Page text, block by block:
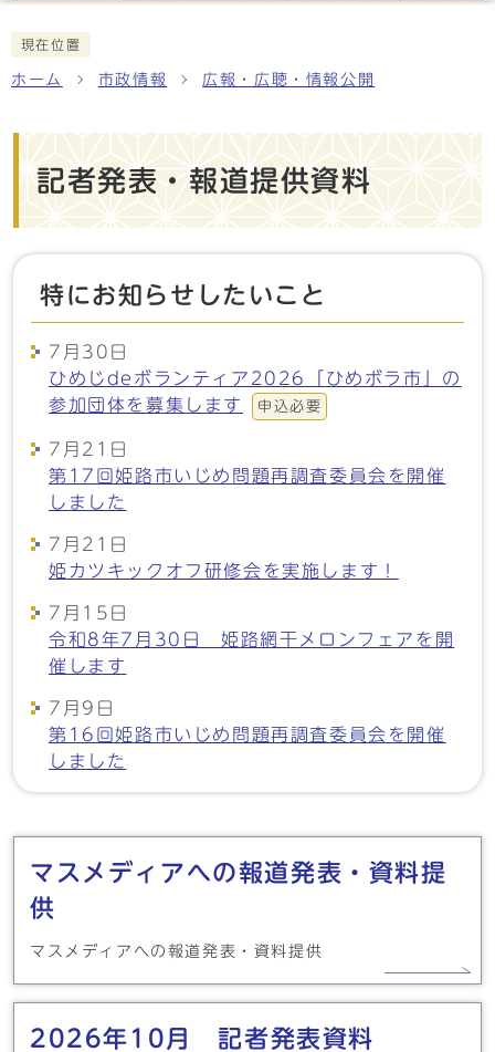
現在位置
ホーム 市政情報 広報・広聴・情報公開
記者発表・報道提供資料
特にお知らせしたいこと
7月30日
ひめじdeボランティア2026「ひめボラ市」の
参加団体を募集します
申込必要
7月21日
第17回姫路市いじめ問題再調査委員会を開催
しました
7月21日
姫カツキックオフ研修会を実施します！
7月15日
令和8年7月30日 姫路網干メロンフェアを開
催します
7月9日
第16回姫路市いじめ問題再調査委員会を開催
しました
メインメニュー
マスメディアへの報道発表・資料提
供
マスメディアへの報道発表・資料提供
2026年10月 記者発表資料